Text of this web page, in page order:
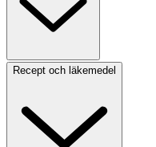
Recept och läkemedel